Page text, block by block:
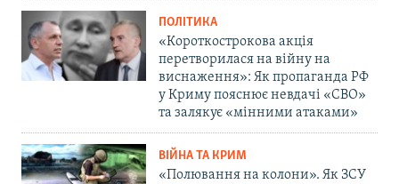
ПОЛІТИКА
«Короткострокова акція
перетворилася на війну на
виснаження»: Як пропаганда РФ
у Криму пояснює невдачі «СВО»
та залякує «мінними атаками»
ВІЙНА ТА КРИМ
«Полювання на колони». Як ЗСУ